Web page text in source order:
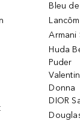
Bleu de
Armani
Huda
Puder
Donna
DIOR